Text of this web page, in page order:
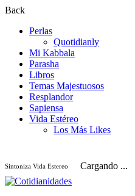
Back
Perlas
Quotidianly
Mi Kabbala
Parasha
Libros
Temas Majestuosos
Resplandor
Sapiensa
Vida Estéreo
Los Más Likes
Sintoniza Vida Estereo Cargando ...